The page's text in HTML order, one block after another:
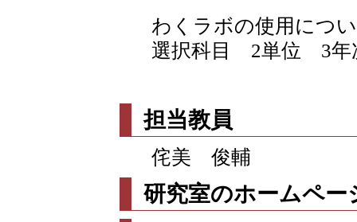
わくラボの使用につ
選択科目 2単位 3
担当教員
侘美 俊輔
研究室のホームペー